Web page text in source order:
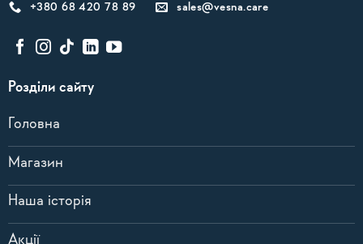
+380 68 420 78 89 sales@vesna.care
Розділи сайту
Головна
Магазин
Наша історія
Акції